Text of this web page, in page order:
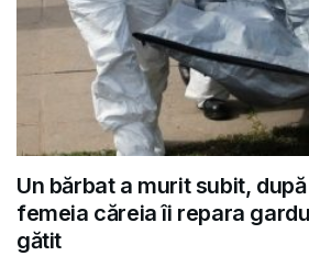
Un bărbat a murit subit,
femeia căreia îi repara
gătit